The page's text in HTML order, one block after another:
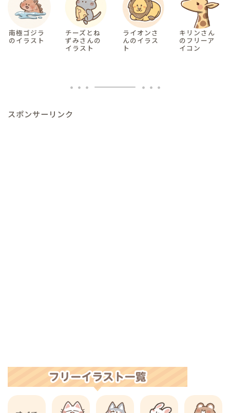
南極ゴジラ
のイラスト
チーズとね
ずみさんの
イラスト
ライオンさ
んのイラス
ト
キリンさん
のフリーア
イコン
スポンサーリンク